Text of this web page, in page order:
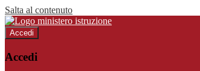
Salta al contenuto
Accedi
Accedi